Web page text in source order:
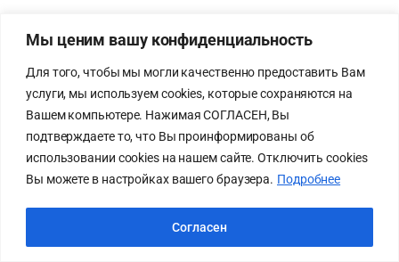
Мы ценим вашу конфиденциальность
Для того, чтобы мы могли качественно предоставить Вам
услуги, мы используем cookies, которые сохраняются на
Вашем компьютере. Нажимая СОГЛАСЕН, Вы
подтверждаете то, что Вы проинформированы об
использовании cookies на нашем сайте. Отключить cookies
Вы можете в настройках вашего браузера. Подробнее
Согласен